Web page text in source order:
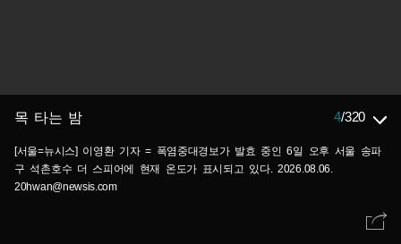
목 타는 밤 4/320
[서울=뉴시스] 이영환 기자 = 폭염중대경보가 발효 중인 6일 오후 서울 송파
구 석촌호수 더 스피어에 현재 온도가 표시되고 있다. 2026.08.06.
20hwan@newsis.com